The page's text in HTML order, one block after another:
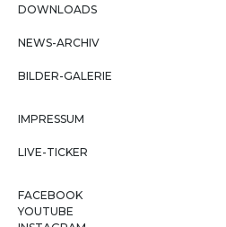
DOWNLOADS
NEWS-ARCHIV
BILDER-GALERIE
IMPRESSUM
LIVE-TICKER
FACEBOOK
YOUTUBE